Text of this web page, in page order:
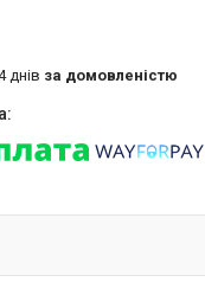
днів за домовленістю